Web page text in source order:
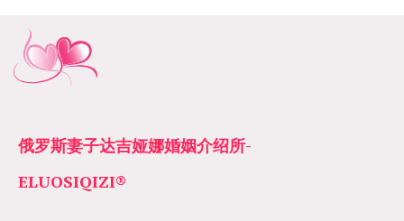
俄罗斯妻子达吉娅娜婚姻介绍所­­
ELUOSIQIZI®